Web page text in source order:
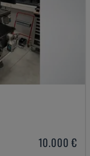
10.000 €